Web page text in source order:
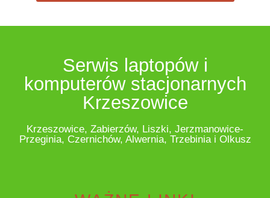
Serwis laptopów i
komputerów stacjonarnych
Krzeszowice
Krzeszowice, Zabierzów, Liszki, Jerzmanowice-
Przeginia, Czernichów, Alwernia, Trzebinia i Olkusz